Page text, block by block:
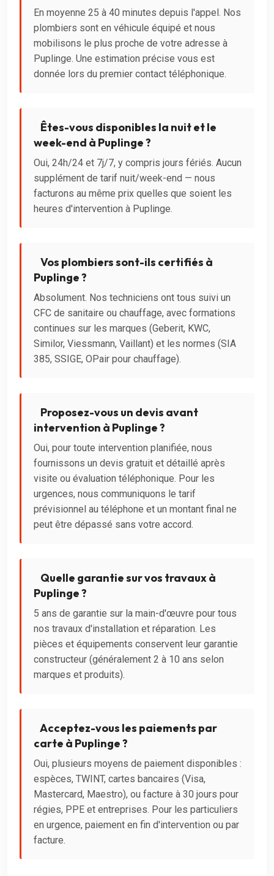
En moyenne 25 à 40 minutes depuis l'appel. Nos
plombiers sont en véhicule équipé et nous
mobilisons le plus proche de votre adresse à
Puplinge. Une estimation précise vous est
donnée lors du premier contact téléphonique.
Êtes-vous disponibles la nuit et le
week-end à Puplinge ?
Oui, 24h/24 et 7j/7, y compris jours fériés. Aucun
supplément de tarif nuit/week-end — nous
facturons au même prix quelles que soient les
heures d'intervention à Puplinge.
Vos plombiers sont-ils certifiés à
Puplinge ?
Absolument. Nos techniciens ont tous suivi un
CFC de sanitaire ou chauffage, avec formations
continues sur les marques (Geberit, KWC,
Similor, Viessmann, Vaillant) et les normes (SIA
385, SSIGE, OPair pour chauffage).
Proposez-vous un devis avant
intervention à Puplinge ?
Oui, pour toute intervention planifiée, nous
fournissons un devis gratuit et détaillé après
visite ou évaluation téléphonique. Pour les
urgences, nous communiquons le tarif
prévisionnel au téléphone et un montant final ne
peut être dépassé sans votre accord.
Quelle garantie sur vos travaux à
Puplinge ?
5 ans de garantie sur la main-d'œuvre pour tous
nos travaux d'installation et réparation. Les
pièces et équipements conservent leur garantie
constructeur (généralement 2 à 10 ans selon
marques et produits).
Acceptez-vous les paiements par
carte à Puplinge ?
Oui, plusieurs moyens de paiement disponibles :
espèces, TWINT, cartes bancaires (Visa,
Mastercard, Maestro), ou facture à 30 jours pour
régies, PPE et entreprises. Pour les particuliers
en urgence, paiement en fin d'intervention ou par
facture.